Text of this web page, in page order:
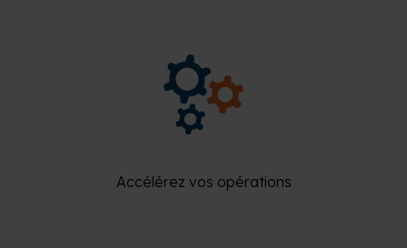
Accélérez vos opérations